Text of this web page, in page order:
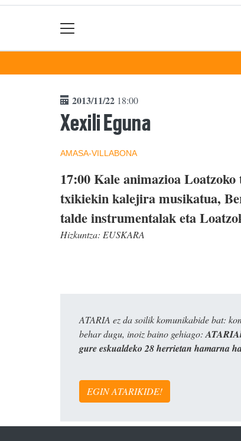
2013/11/22 18:00
Xexili Eguna
AMASA-VILLABONA
17:00 Kale animazioa
txikiekin kalejira musikatua,
talde instrumentalak eta
Hizkuntza: EUSKARA
ATARIA ez da soilik komunikabide bat:
behar dugu, inoiz baino gehiago:
gure eskualdeko 28 herrietan hamarna
EGIN ATARIKIDE!